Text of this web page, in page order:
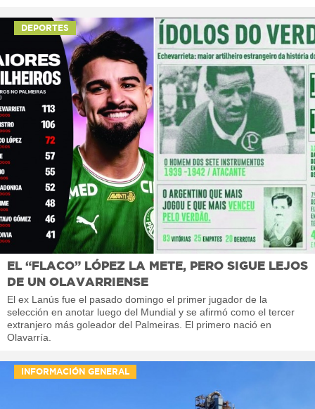
DEPORTES
EL “FLACO” LÓPEZ LA METE, PERO SIGUE LEJOS
DE UN OLAVARRIENSE
El ex Lanús fue el pasado domingo el primer jugador de la
selección en anotar luego del Mundial y se afirmó como el tercer
extranjero más goleador del Palmeiras. El primero nació en
Olavarría.
INFORMACIÓN GENERAL